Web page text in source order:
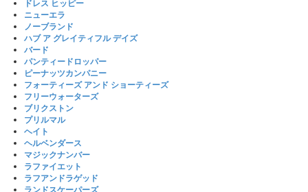
ドレス ヒッピー
ニューエラ
ノーブランド
ハブ ア グレイティフル デイズ
バード
パンティードロッパー
ピーナッツカンパニー
フォーティーズ アンド ショーティーズ
フリーウォーターズ
ブリクストン
プリルマル
ヘイト
ヘルベンダース
マジックナンバー
ラファイエット
ラフアンドラゲッド
ランドスケーパーズ